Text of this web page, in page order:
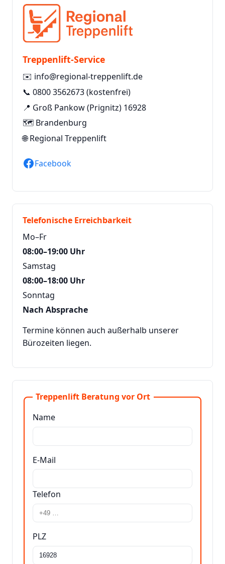
Treppenlift-Service
✉️ info@regional-treppenlift.de
📞 0800 3562673(kostenfrei)
📍 Groß Pankow (Prignitz) 16928
🗺️ Brandenburg
🌐Regional Treppenlift
Facebook
Telefonische Erreichbarkeit
Mo–Fr
08:00–19:00 Uhr
Samstag
08:00–18:00 Uhr
Sonntag
Nach Absprache
Termine können auch außerhalb unserer
Bürozeiten liegen.
Treppenlift Beratung vor Ort
Name
E-Mail
Telefon
PLZ